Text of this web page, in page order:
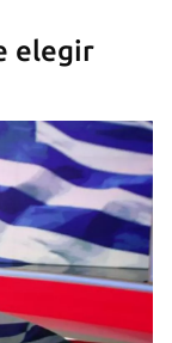
elegir